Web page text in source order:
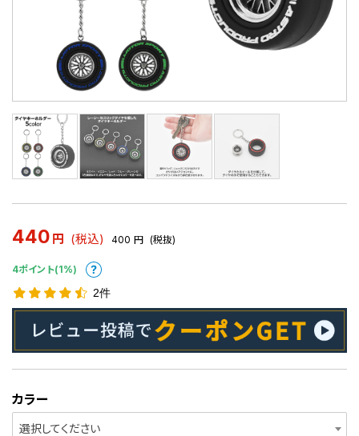
440 円 (税込) 400 円 (税抜)
4ポイント(1%)
2件
カラー
選択してください